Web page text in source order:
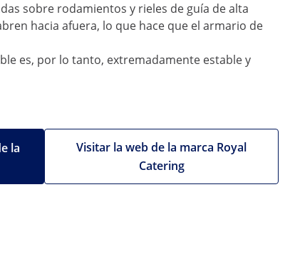
sobre rodamientos y rieles de guía de alta
hacia afuera, lo que hace que el armario de
es, por lo tanto, extremadamente estable y
Visitar la web de la marca Royal
Catering
la